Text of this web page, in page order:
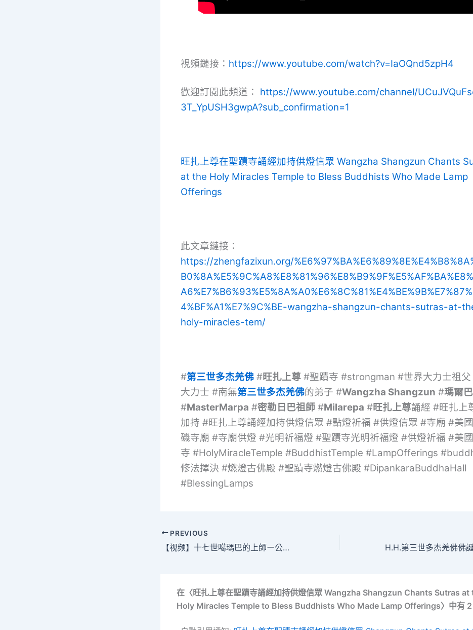
視頻鏈接： https://www.youtube.com/watch?v=IaOQnd5zpH4
歡迎訂閱此頻道： https://www.youtube.com/channel/
3T_YpUSH3gwpA?sub_confirmation=1
旺扎上尊在聖蹟寺誦經加持供燈信眾 Wangzha Shangzun Chants
at the Holy Miracles Temple to Bless Buddhists Who Made Lamp
Offerings
此文章鏈接：
https://zhengfazixun.org/
4%BF%A1%E7%9C%BE-wangzha-shangzun-chants-sutras-at-
holy-miracles-tem/
#第三世多杰羌佛 #旺扎上尊 #聖蹟寺 #strongman #世界大力士祖父
大力士 #南無第三世多杰羌佛的弟子 #Wangzha Shangzun #瑪爾
#MasterMarpa #密勒日巴祖師 #Milarepa #旺扎上尊誦經 #旺扎上
加持 #旺扎上尊誦經加持供燈信眾 #點燈祈福 #供燈信眾 #寺廟 #美
磯寺廟 #寺廟供燈 #光明祈福燈 #聖蹟寺光明祈福燈 #供燈祈福 #美
寺 #HolyMiracleTemple #BuddhistTemple #LampOfferings
修法擇決 #燃燈古佛殿 #聖蹟寺燃燈古佛殿 #DipankaraBuddhaHall
#BlessingLamps
PREVIOUS
【视频】十七世噶瑪巴的上師ー公保都穆曲杰法王确认敬贺 南无第三世多杰羌佛
在〈旺扎上尊在聖蹟寺誦經加持供燈信眾 Wangzha Shangzun Chants Sutras at
Holy Miracles Temple to Bless Buddhists Who Made Lamp Offerings〉中有 2